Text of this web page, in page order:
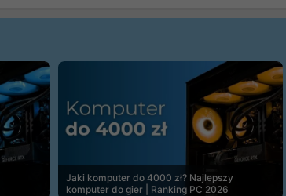
Jaki komputer do 4000 zł? Najlepszy
komputer do gier | Ranking PC 2026